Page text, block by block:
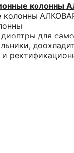
колонны
колонны
для